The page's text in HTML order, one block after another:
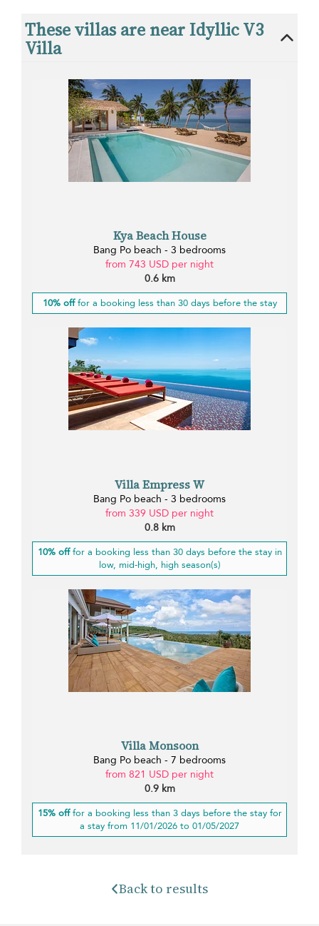
These villas are near Idyllic V3
Villa
Kya Beach House
Bang Po beach - 3 bedrooms
from 743 USD per night
0.6 km
10% offfor a booking less than 30 days before the stay
Villa Empress W
Bang Po beach - 3 bedrooms
from 339 USD per night
0.8 km
10% offfor a booking less than 30 days before the stay in
low, mid-high, high season(s)
Villa Monsoon
Bang Po beach - 7 bedrooms
from 821 USD per night
0.9 km
15% offfor a booking less than 3 days before the stay for
a stay from 11/01/2026 to 01/05/2027
Back to results